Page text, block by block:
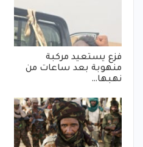
فزع يستعيد مركبة
منهوبة بعد ساعات من
نهبها…